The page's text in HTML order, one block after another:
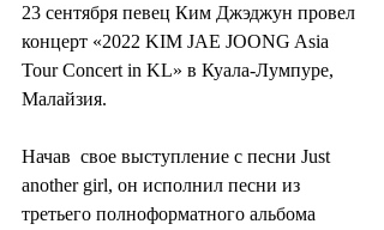
23 сентября певец Ким Джэджун провел
концерт «2022 KIM JAE JOONG Asia
Tour Concert in KL» в Куала-Лумпуре,
Малайзия.
Начав  свое выступление с песни Just
another girl, он исполнил песни из
третьего полноформатного альбома